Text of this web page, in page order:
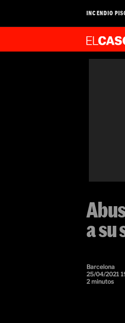
INCENDIO
a su
Barcelona
25/04/2021
2 minutos